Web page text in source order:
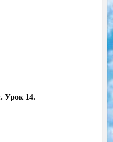
Урок 14.